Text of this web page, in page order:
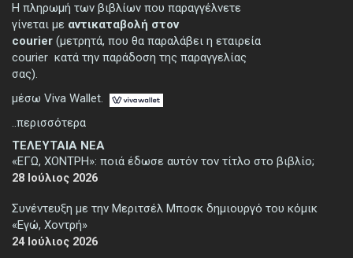
ΤΕΛΕΥΤΑΙΑ ΝΕΑ
«ΕΓΩ, ΧΟΝΤΡΗ»: ποιά έδωσε αυτόν τον τίτλο στο βιβλίο;
28 Ιούλιος 2026
Συνέντευξη με την Μεριτσέλ Μποσκ δημιουργό του κόμικ
«Εγώ, Χοντρή»
24 Ιούλιος 2026
Η πληρωμή των βιβλίων που παραγγέλνετε
γίνεται με αντικαταβολή στον
courier (μετρητά, που θα παραλάβει η εταιρεία
courier κατά την παράδοση της παραγγελίας
σας).
μέσω Viva Wallet.
..περισσότερα